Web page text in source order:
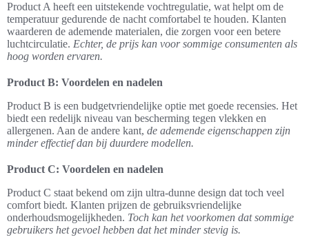
Product A heeft een uitstekende vochtregulatie, wat helpt om de
temperatuur gedurende de nacht comfortabel te houden. Klanten
waarderen de ademende materialen, die zorgen voor een betere
luchtcirculatie. Echter, de prijs kan voor sommige consumenten als
hoog worden ervaren.
Product B: Voordelen en nadelen
Product B is een budgetvriendelijke optie met goede recensies. Het
biedt een redelijk niveau van bescherming tegen vlekken en
allergenen. Aan de andere kant, de ademende eigenschappen zijn
minder effectief dan bij duurdere modellen.
Product C: Voordelen en nadelen
Product C staat bekend om zijn ultra-dunne design dat toch veel
comfort biedt. Klanten prijzen de gebruiksvriendelijke
onderhoudsmogelijkheden. Toch kan het voorkomen dat sommige
gebruikers het gevoel hebben dat het minder stevig is.